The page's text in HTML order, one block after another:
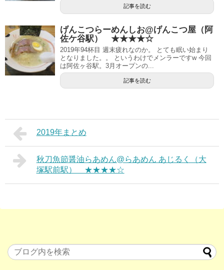
記事を読む
げんこつらーめんしお@げんこつ屋（阿
佐ケ谷駅） ★★★★☆
2019年94杯目 週末疲れなのか。 とても眠い始まり
となりました。。 というわけでメンラーですw 今回
は阿佐ヶ谷駅。3月オープンの...
記事を読む
2019年まとめ
秋刀魚節醤油らあめん@らあめん あじるく（大
塚駅前駅） ★★★★☆